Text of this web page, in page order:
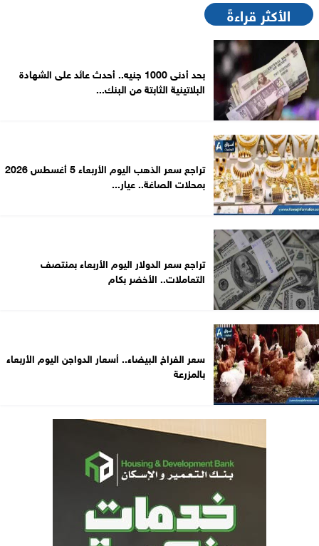
الأكثر قراءةً
بحد أدنى 1000 جنيه.. أحدث عائد على الشهادة
البلاتينية الثابتة من البنك...
تراجع سعر الذهب اليوم الأربعاء 5 أغسطس 2026
بمحلات الصاغة.. عيار...
تراجع سعر الدولار اليوم الأربعاء بمنتصف
التعاملات.. الأخضر بكام
سعر الفراخ البيضاء.. أسعار الدواجن اليوم الأربعاء
بالمزرعة